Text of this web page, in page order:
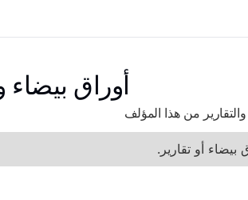
أوراق بيضاء
من هذا المؤلف
بيضاء أو تقارير.